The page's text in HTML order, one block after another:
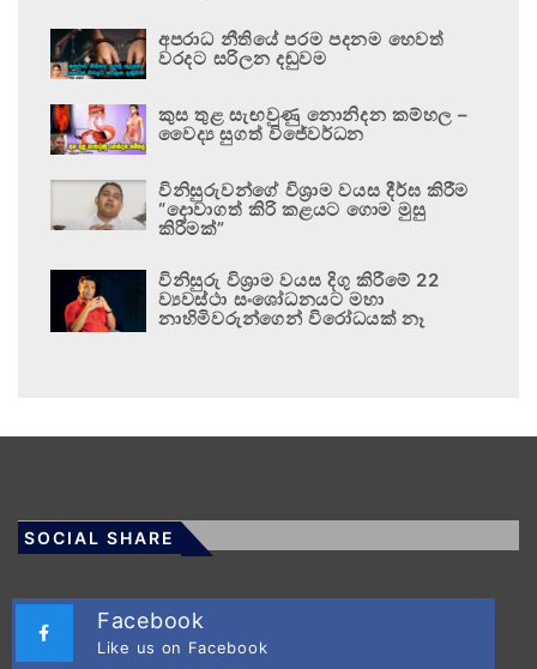
අපරාධ නීතියේ පරම පදනම හෙවත්
වරදට සරිලන දඬුවම
කුස තුළ සැඟවුණු නොනිදන කම්හල –
වෛද්‍ය සුගත් විජේවර්ධන
විනිසුරුවන්ගේ විශ්‍රාම වයස දීර්ඝ කිරීම
“දොවාගත් කිරි කළයට ගොම මුසු
කිරීමක්”
විනිසුරු විශ්‍රාම වයස දිගු කිරීමේ 22
ව්‍යවස්ථා සංශෝධනයට මහා
නාහිමිවරුන්ගෙන් විරෝධයක් නෑ
SOCIAL SHARE
Facebook
Like us on Facebook